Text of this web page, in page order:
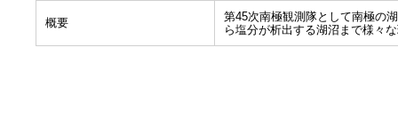
概要
第45次南極観測隊として南極の
ら塩分が析出する湖沼まで様々